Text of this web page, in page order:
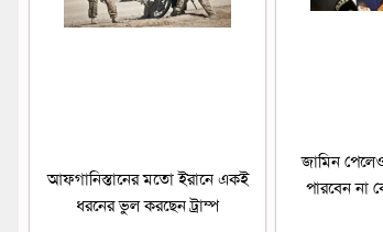
আফগানিস্তানের মতো ইরানে একই
ধরনের ভুল করছেন ট্রাম্প
জামিন
পারবেন না